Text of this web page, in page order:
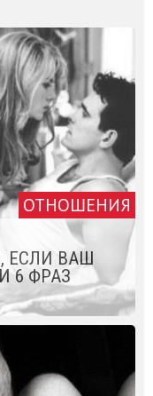
ОТНОШЕНИЯ
ЕСЛИ ВАШ
6 ФРАЗ